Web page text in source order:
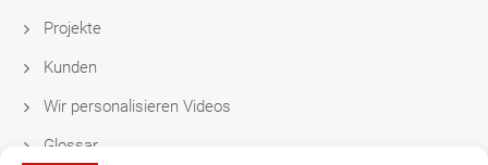
Projekte
Kunden
Wir personalisieren Videos
Glossar